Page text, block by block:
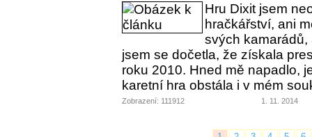
Hru Dixit jsem
hračkářství, ani
svých kamarádů,
jsem se dočetla, že získala
roku 2010. Hned mě napadlo,
karetní hra obstála i v mém
Zobrazení: 111912 1. 11. 2014